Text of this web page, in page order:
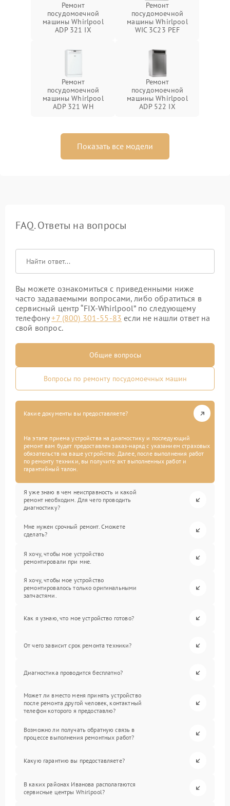
Ремонт
посудомоечной
машины Whirlpool
ADP 321 IX
Ремонт
посудомоечной
машины Whirlpool
WIC 3C23 PEF
Ремонт
посудомоечной
машины Whirlpool
ADP 321 WH
Ремонт
посудомоечной
машины Whirlpool
ADP 522 IX
Показать все модели
FAQ. Ответы на вопросы
Вы можете ознакомиться с приведенными ниже
часто задаваемыми вопросами, либо обратиться в
сервисный центр “FIX-Whirlpool” по следующему
телефону+7 (800) 301-55-83 если не нашли ответ на
свой вопрос.
Общие вопросы
Вопросы по ремонту посудомоечных машин
Какие документы вы предоставляете?
На этапе приема устройства на диагностику и последующий
ремонт вам будет предоставлен заказ-наряд с указанием страховых
обязательств на ваше устройство. Далее, после выполнения работ
по ремонту техники, вы получите акт выполненных работ и
гарантийный талон.
Я уже знаю в чем неисправность и какой
ремонт необходим. Для чего проводить
диагностику?
Мне нужен срочный ремонт. Сможете
сделать?
Я хочу, чтобы мое устройство
ремонтировали при мне.
Я хочу, чтобы мое устройство
ремонтировалось только оригинальными
запчастями.
Как я узнаю, что мое устройство готово?
От чего зависит срок ремонта техники?
Диагностика проводится бесплатно?
Может ли вместо меня принять устройство
после ремонта другой человек, контактный
телефон которого я предоставлю?
Возможно ли получать обратную связь в
процессе выполнения ремонтных работ?
Какую гарантию вы предоставляете?
В каких районах Иванова располагаются
сервисные центры Whirlpool?